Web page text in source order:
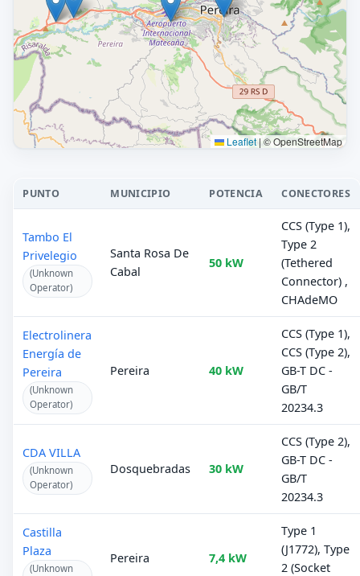
Leaflet|© OpenStreetMap
PUNTO MUNICIPIO POTENCIA CONECTORES
Tambo El
Privelegio
(Unknown
Operator)
Santa Rosa De
Cabal
50 kW
CCS (Type 1),
Type 2
(Tethered
Connector) ,
CHAdeMO
Electrolinera
Energía de
Pereira
(Unknown
Operator)
Pereira 40 kW
CCS (Type 1),
CCS (Type 2),
GB-T DC -
GB/T
20234.3
CDA VILLA
(Unknown
Operator)
Dosquebradas 30 kW
CCS (Type 2),
GB-T DC -
GB/T
20234.3
Castilla
Plaza
(Unknown
Pereira 7,4 kW
Type 1
(J1772), Type
2 (Socket